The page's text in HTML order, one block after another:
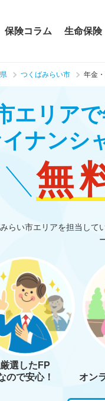
保険コラム 生命保険
つくばみらい市 年金
エリア
ナンシ
無
らい市エリアを担当して
厳選したFP
ので安心！
オン